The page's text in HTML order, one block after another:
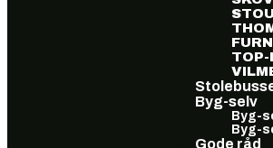
TOP-
Byg-selv
Byg-
Byg-
Gode råd